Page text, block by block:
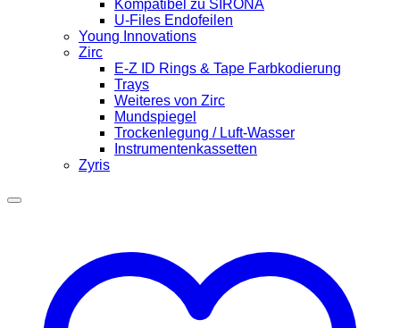
Kompatibel zu SIRONA
U-Files Endofeilen
Young Innovations
Zirc
E-Z ID Rings & Tape Farbkodierung
Trays
Weiteres von Zirc
Mundspiegel
Trockenlegung / Luft-Wasser
Instrumentenkassetten
Zyris